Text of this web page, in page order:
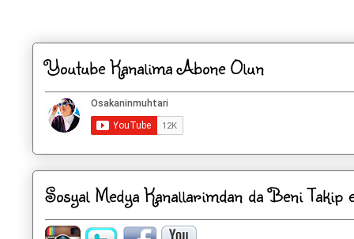
Youtube Kanalima Abone Olun
Sosyal Medya Kanallarimdan da Beni Takip